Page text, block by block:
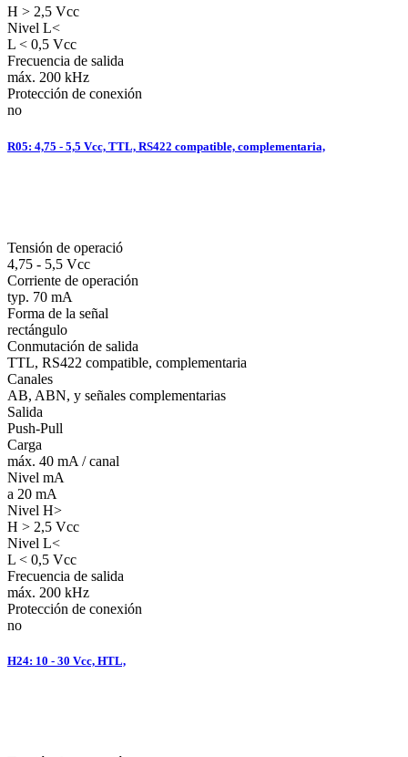
H > 2,5 Vcc
Nivel L<
L < 0,5 Vcc
Frecuencia de salida
máx. 200 kHz
Protección de conexión
no
R05: 4,75 - 5,5 Vcc, TTL, RS422 compatible, complementaria,
Tensión de operació
4,75 - 5,5 Vcc
Corriente de operación
typ. 70 mA
Forma de la señal
rectángulo
Conmutación de salida
TTL, RS422 compatible, complementaria
Canales
AB, ABN, y señales complementarias
Salida
Push-Pull
Carga
máx. 40 mA / canal
Nivel mA
a 20 mA
Nivel H>
H > 2,5 Vcc
Nivel L<
L < 0,5 Vcc
Frecuencia de salida
máx. 200 kHz
Protección de conexión
no
H24: 10 - 30 Vcc, HTL,